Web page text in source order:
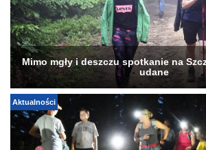
Mimo mgły i deszczu spotkanie na
udane
Aktualności